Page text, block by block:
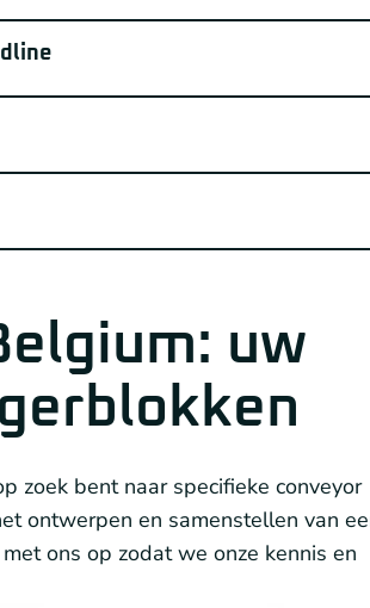
bearings
voor de voedingsindustrie
hygiënische lagerblokken met extra
uw
zoek bent naar specifieke conveyor
ontwerpen en samenstellen van
ons op zodat we onze kennis en